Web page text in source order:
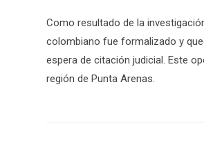
Como resultado de la
colombiano fue formalizado y
espera de citación judicial. Este
región de Punta Arenas.